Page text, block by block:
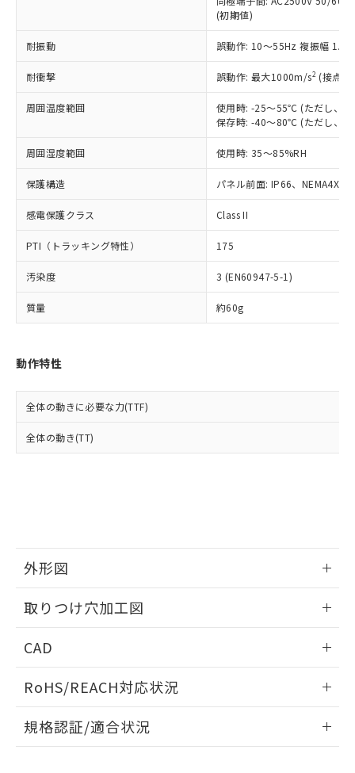
(初期値)
耐振動 誤動作: 10～55Hz 複振幅
耐衝撃 誤動作: 最大1000m/s2 (接点
周囲温度範囲
使用時: -25～55℃ (ただし、氷
保存時: -40～80℃ (ただし、氷
周囲湿度範囲 使用時: 35～85%RH
保護構造 パネル前面: IP66、NEMA4X,
感電保護クラス Class II
PTI（トラッキング特性） 175
汚染度 3 (EN60947-5-1)
質量 約60g
動作特性
全体の動きに必要な力(TTF)
全体の動き(TT)
外形図
取りつけ穴加工図
CAD
ドすることができます。
ログイン/会員登録
RoHS/REACH対応状況
EU RoHS 注意事項・凡例
規格認証/適合状況
在庫状況および標準価格照会結果は、
記載している更新日時点での社内デー
タに基づき作成されるものであり、閲
覧された時点での実際の在庫および標
準価格とは異なる場合があることをご
正式な納期状況および標準価格はお客
様のお取引先、またはお客様担当のオ
ムロン制御機器販売店・当社販売員に
オムロン制御機器販売店や当社販売拠
販売ネットワーク
」をご確認
在庫状況および標準価格結果を当社の
事前の承諾なく第三者に漏洩または開
示しないようお願いします。
マイパーツ機能（部品リスト作成サー
ビス）をご利用いただくには、I-Web
メンバーズにご登録されている必要が
あります。
品・サービスに関するお客様との取
引・商談に必要な範囲で利用すること
※当社の共同利用者とは、
の共同利用に関して"
の「1.共同利
鉛(Pb) 1000ppm以下、 水銀(Hg) 1000ppm以下、 カド
類(PBB) 1000ppm以下、ポリ臭化ジフェニルエーテル類
(PBDE) 1000ppm以下、フタル酸ビス(2-エチルヘキシ
ル) (DEHP)(別名：DOP) 1000ppm以下、フタル酸ブチ
ルベンジル（BBP） 1000ppm以下、フタル酸ジブチル
（DBP） 1000ppm以下、フタル酸ジイソブチル
但し、RoHS指令で産業用監視および制御機器に対する
図的な使用がないことを確認しています。
部品在庫の切り替え状況などにより、予定
月が前後することがあります。
とができます。
EU RoHS指令（10物質）の非含有証明書
51物質の非含有証明書（当社基準）
荷製品に未対応品が混在することから備考
欄に対応日を記載しておりました。
既に当社にて対応品への在庫切替を完了
していることから、特段のことがない限
り、2022年1月12日より割愛しておりま
*中国RoHS10物質の基準値 (GB/T26572)：
Pb(鉛) :1000ppm、 Hg(水銀) : 1000ppm、 Cd(カドミウ
Cr(Ⅵ)(六価クロム) : 1000ppm、 PBBs(ポリ臭化ビフェ
ニル類) : 1000ppm、 PBDEs(ポリ臭化ジフェニルエーテ
ル類) : 1000ppm、
DBP(フタル酸ジブチル) : 1000ppm、 DIBP(フタル酸ジ
イソブチル) : 1000ppm、 BBP(フタル酸ブチルベンジ
DEHP(フタル酸ビス(2-エチルヘキシル)) : 1000ppm
「ｅ」：有害物質（10物質）のすべてが基
準値以下であることを示します。
「10」：通常の使用状況下において有害物
質が外部に漏えいし、環境に深刻な影響を
及ぼさない年数を意味します。
「－」：未確認です。当社販売部門へお問
（以下｢規制貨物等」という）を輸出
または国外への提供する場合は、日本
国政府の輸出許可(または役務取引許
可)を取得するなどの必要な手続きを
当社は規制貨物を破棄する場合は、完
全に破砕するなど、違法に輸出されな
いよう必要な手段を講じます。
当社は貴社製品を、核兵器、ミサイ
ル、化学兵器、生物兵器またはその他
武器並びにこれらの製造装置等に一切
当社は、貴社製品を第三者に販売する
場合は、上記1、2および3の内容を当
該第三者に通知します。また当社は、
販売先および販売に係わる関係者が違
法に輸出するおそれがある場合は、取
り引きをいたしません。
合意する
一定数以上の在庫あり
一定数には満たないが在庫あり
在庫なし(最新の在庫状況につ
いては、お客様のお取引先、ま
たはお客様担当のオムロン制御
機器販売店・当社販売員にご確
認ください)
受注生産機種、また在庫状況の
情報を公開していない機種